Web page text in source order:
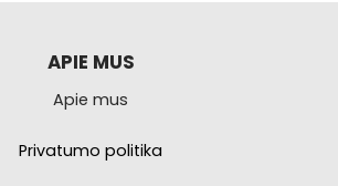
APIE MUS
Apie mus
Privatumo politika